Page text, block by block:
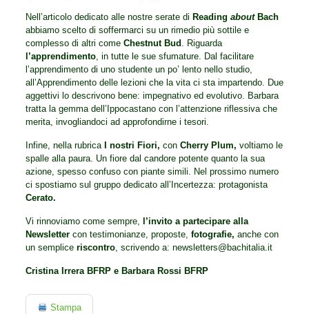
Nell’articolo dedicato alle nostre serate di Reading about Bach
abbiamo scelto di soffermarci su un rimedio più sottile e
complesso di altri come Chestnut Bud
. Riguarda
l’apprendimento, in tutte le sue sfumature. Dal facilitare
l’apprendimento di uno studente un po’ lento nello studio,
all’Apprendimento delle lezioni che la vita ci sta impartendo. Due
aggettivi lo descrivono bene: impegnativo ed evolutivo. Barbara
tratta la gemma dell’Ippocastano con l’attenzione riflessiva che
merita, invogliandoci ad approfondirne i tesori.
Infine, nella rubrica I nostri Fiori, conCherry Plum, voltiamo le
spalle alla paura. Un fiore dal candore potente quanto la sua
azione, spesso confuso con piante simili. Nel prossimo numero
ci spostiamo sul gruppo dedicato all’Incertezza: protagonista
Cerato.
Vi rinnoviamo come sempre,
l’invito a partecipare alla
Newslettercon testimonianze, proposte, fotografie, anche con
un semplice riscontro, scrivendo a: newsletters@bachitalia.it
Cristina Irrera BFRP e Barbara Rossi BFRP
Stampa